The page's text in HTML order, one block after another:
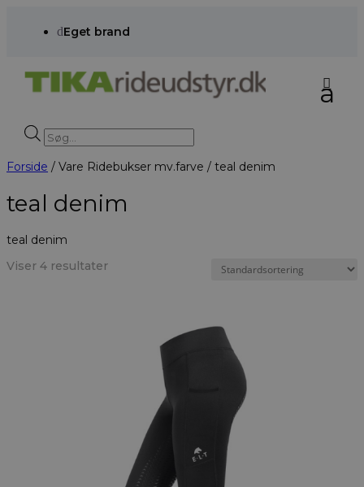
dEget brand
Products
search
Forside / Vare Ridebukser mv.farve / teal denim
teal denim
teal denim
Viser 4 resultater